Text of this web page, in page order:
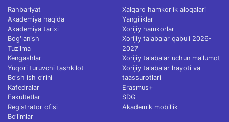
Rahbariyat
Akademiya haqida
Akademiya tarixi
Bog'lanish
Tuzilma
Kengashlar
Yuqori turuvchi tashkilot
Bo‘sh ish o‘rini
Kafedralar
Fakultetlar
Registrator ofisi
Bo‘limlar
Xalqaro hamkorlik aloqalari
Yangiliklar
Xorijiy hamkorlar
Xorijiy talabalar qabuli 2026-
2027
Xorijiy talabalar uchun ma'lumot
Xorijiy talabalar hayoti va
taassurotlari
Erasmus+
SDG
Akademik mobillik